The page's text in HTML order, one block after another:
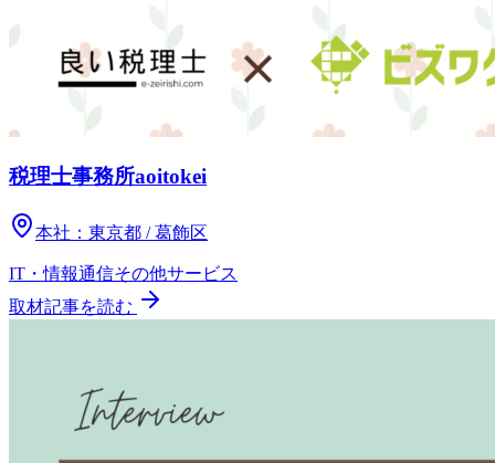
税理士事務所aoitokei
本社： 東京都 / 葛飾区
IT・情報通信その他サービス
取材記事を読む